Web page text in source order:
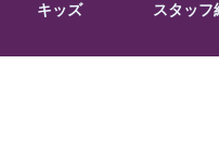
キッズ スタッフ